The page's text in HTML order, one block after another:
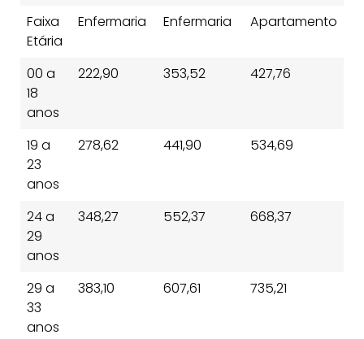
Faixa
Etária
Enfermaria Enfermaria Apartamento
00 a
18
anos
222,90 353,52 427,76
19 a
23
anos
278,62 441,90 534,69
24 a
29
anos
348,27 552,37 668,37
29 a
33
anos
383,10 607,61 735,21